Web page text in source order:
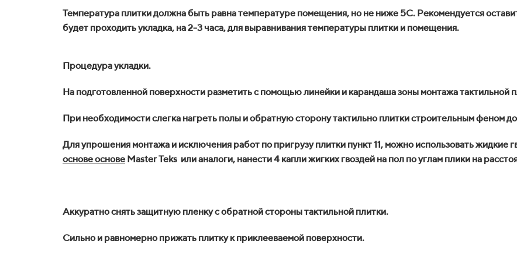
Температура плитки должна быть равна температуре помещения, но не ниже 5С. Рекомендуется
будет проходить укладка, на 2-3 часа, для выравнивания температуры плитки и помещения.
Процедура укладки.
На подготовленной поверхности разметить с помощью линейки и карандаша зоны монтажа
При необходимости слегка нагреть полы и обратную сторону тактильно плитки строительным феном
Для упрошения монтажа и исключения работ по пригрузу плитки пункт 11, можно использовать жидкие
основе основе MasterTeks или аналоги, нанести 4 капли жигких гвоздей на пол по углам плики на
Аккуратно снять защитную пленку с обратной стороны тактильной плитки.
Сильно и равномерно прижать плитку к приклееваемой поверхности.